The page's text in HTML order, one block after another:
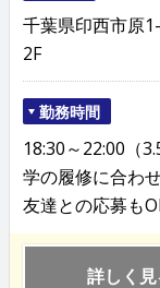
千葉県印西市原
2F
勤務時間
18:30～22:00（
学の履修に合わ
友達との応募も
詳しく